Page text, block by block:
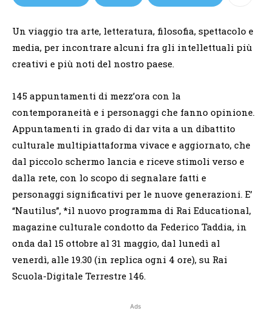
Un viaggio tra arte, letteratura, filosofia, spettacolo e
media, per incontrare alcuni fra gli intellettuali più
creativi e più noti del nostro paese.
145 appuntamenti di mezz’ora con la
contemporaneità e i personaggi che fanno opinione.
Appuntamenti in grado di dar vita a un dibattito
culturale multipiattaforma vivace e aggiornato, che
dal piccolo schermo lancia e riceve stimoli verso e
dalla rete, con lo scopo di segnalare fatti e
personaggi significativi per le nuove generazioni. E’
“Nautilus”, *il nuovo programma di Rai Educational,
magazine culturale condotto da Federico Taddia, in
onda dal 15 ottobre al 31 maggio, dal lunedì al
venerdì, alle 19.30 (in replica ogni 4 ore), su Rai
Scuola-Digitale Terrestre 146.
Ads